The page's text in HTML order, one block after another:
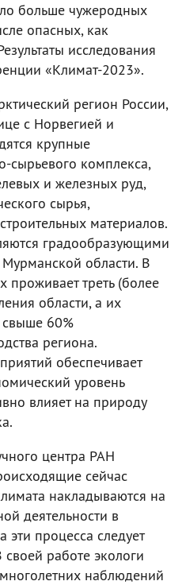
больше чужеродных
опасных, как
исследования
«Климат-2023».
регион России,
с Норвегией и
крупные
сырьевого комплекса,
и железных руд,
сырья,
материалов.
градообразующими
области. В
проживает треть (более
области, а их
свыше 60%
региона.
обеспечивает
уровень
влияет на природу
центра РАН
сейчас
накладываются на
деятельности в
процесса следует
работе экологи
наблюдений